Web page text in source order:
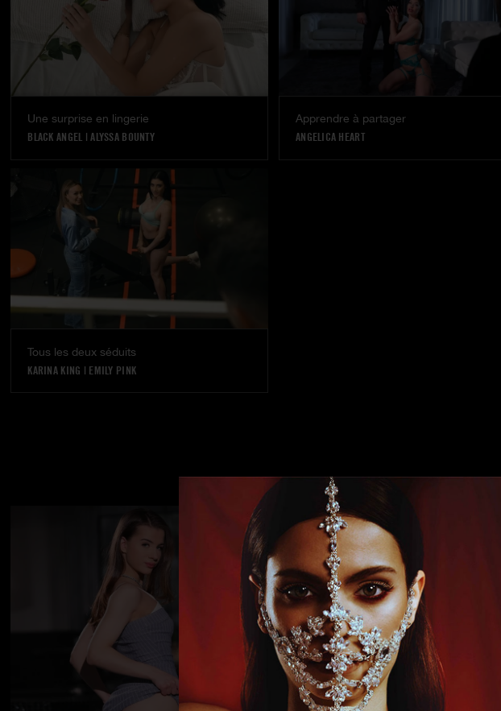
Une surprise en lingerie
BLACK ANGEL |ALYSSA BOUNTY
Apprendre à partager
ANGELICA HEART
Tous les deux séduits
KARINA KING | EMILY PINK